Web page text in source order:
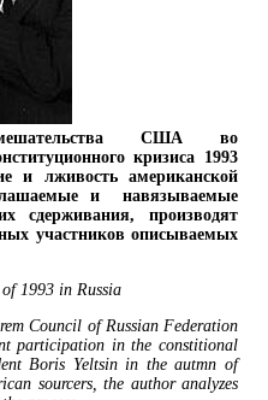
США во
кризиса 1993
и лживость американской
и навязываемые
производят
участников описываемых
1993 in Russia
Council of Russian Federation
participation in the constitional
Boris Yeltsin in the autmn of
sourcers, the author analyzes